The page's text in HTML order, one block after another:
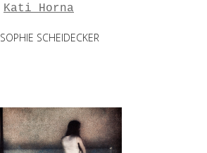
Kati Horna
SOPHIE SCHEIDECKER